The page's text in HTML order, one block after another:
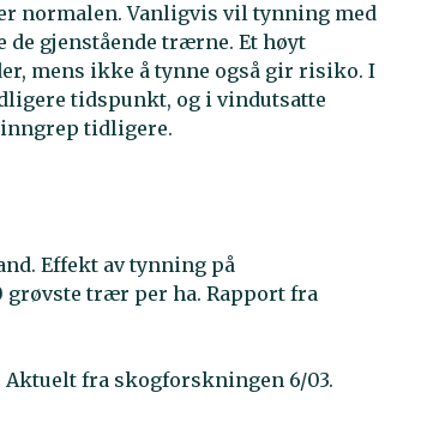
normalen. Vanligvis vil tynning med
gjenstående trærne. Et høyt
mens ikke å tynne også gir risiko. I
tidspunkt, og i vindutsatte
tidligere.
Effekt av tynning på
grøvste trær per ha. Rapport fra
Aktuelt fra skogforskningen 6/03.